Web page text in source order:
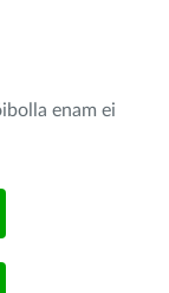
enam ei